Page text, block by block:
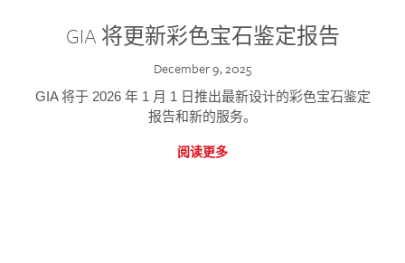
GIA 将更新彩色宝石鉴定报告
December 9, 2025
GIA 将于 2026 年 1 月 1 日推出最新设计的彩色宝石鉴定
报告和新的服务。
阅读更多